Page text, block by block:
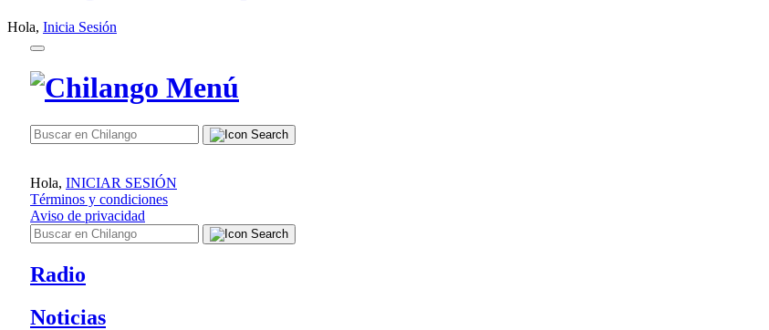
Hola, Inicia Sesión
Hola, INICIAR SESIÓN
Términos y condiciones
Aviso de privacidad
Radio
Noticias